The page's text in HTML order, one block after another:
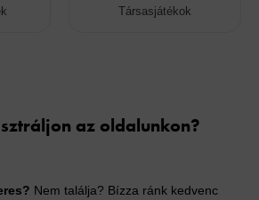
Társasjátékok
az oldalunkon?
Nem találja? Bízza ránk kedvenc